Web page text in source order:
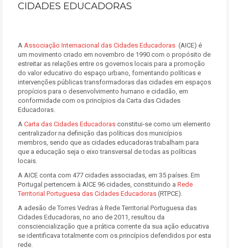
CIDADES EDUCADORAS
A Associação Internacional das Cidades Educadoras (AICE) é
um movimento criado em novembro de 1990 com o propósito de
estreitar as relações entre os governos locais para a promoção
do valor educativo do espaço urbano, fomentando políticas e
intervenções públicas transformadoras das cidades em espaços
propícios para o desenvolvimento humano e cidadão, em
conformidade com os princípios da Carta das Cidades
Educadoras.
A Carta das Cidades Educadoras constitui-se como um elemento
centralizador na definição das políticas dos municípios
membros, sendo que as cidades educadoras trabalham para
que a educação seja o eixo transversal de todas as políticas
locais.
A AICE conta com 477 cidades associadas, em 35 países. Em
Portugal pertencem à AICE 96 cidades, constituindo a Rede
Territorial Portuguesa das Cidades Educadoras (RTPCE).
A adesão de Torres Vedras à Rede Territorial Portuguesa das
Cidades Educadoras, no ano de 2011, resultou da
consciencialização que a prática corrente da sua ação educativa
se identificava totalmente com os princípios defendidos por esta
rede.